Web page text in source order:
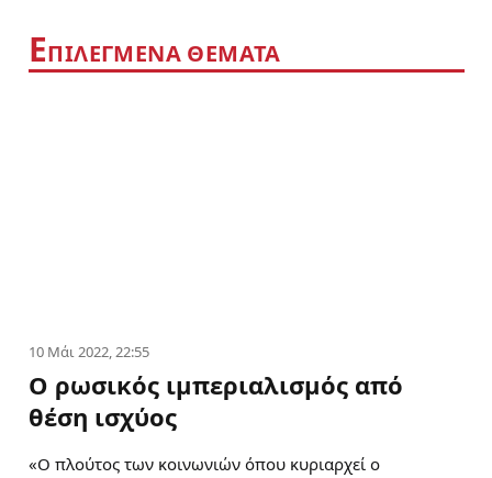
ΕΠΙΛΕΓΜΕΝΑ ΘΕΜΑΤΑ
10 Μάι 2022, 22:55
Ο ρωσικός ιμπεριαλισμός από
θέση ισχύος
«Ο πλούτος των κοινωνιών όπου κυριαρχεί ο